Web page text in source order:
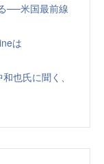
──米国最前線
は
也氏に聞く、